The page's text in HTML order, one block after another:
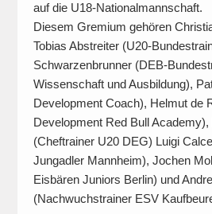
auf die U18-Nationalmannschaft.
Diesem Gremium gehören
Tobias Abstreiter (U20-
Schwarzenbrunner (DEB-
Wissenschaft und Ausbildung),
Development Coach), Helmut de
Development Red Bull
(Cheftrainer U20 DEG) Luigi
Jungadler Mannheim), Jochen
Eisbären Juniors Berlin) und
(Nachwuchstrainer ESV